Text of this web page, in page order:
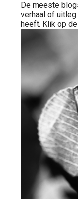
De meeste
verhaal of
heeft. Klik op